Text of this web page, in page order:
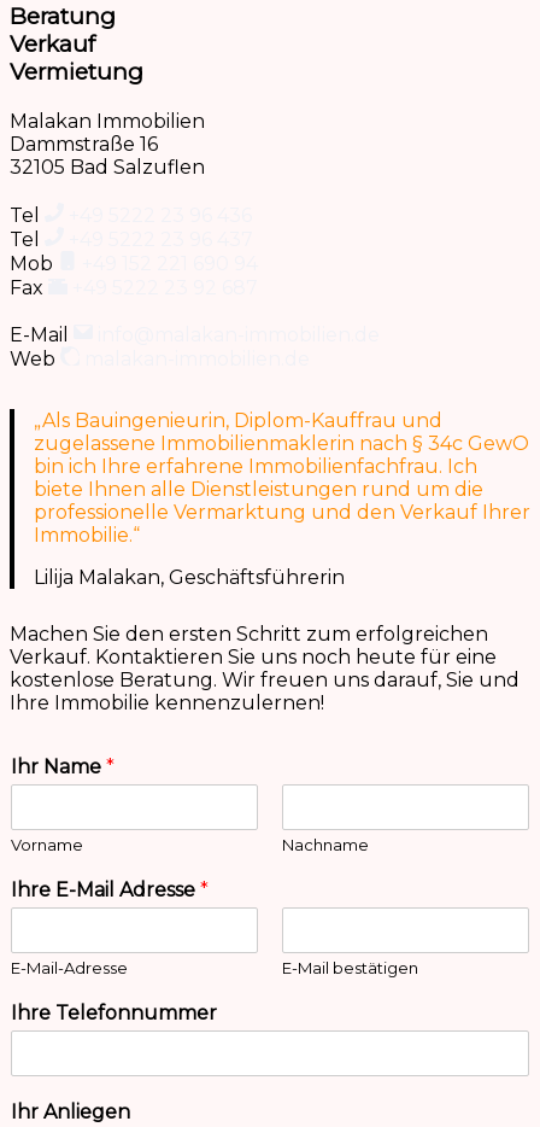
Beratung
Verkauf
Vermietung
Malakan Immobilien
Dammstraße 16
32105 Bad Salzuflen
Tel
Tel
Mob
Fax
E-Mail
Web
„Als Bauingenieurin, Diplom-Kauffrau und
zugelassene Immobilienmaklerin nach § 34c GewO
bin ich Ihre erfahrene Immobilienfachfrau. Ich
biete Ihnen alle Dienstleistungen rund um die
professionelle Vermarktung und den Verkauf Ihrer
Immobilie.“
Lilija Malakan, Geschäftsführerin
Machen Sie den ersten Schritt zum erfolgreichen
Verkauf. Kontaktieren Sie uns noch heute für eine
kostenlose Beratung. Wir freuen uns darauf, Sie und
Ihre Immobilie kennenzulernen!
Ihr Name *
Vorname Nachname
Ihre E-Mail Adresse *
E-Mail-Adresse E-Mail bestätigen
Ihre Telefonnummer
Ihr Anliegen